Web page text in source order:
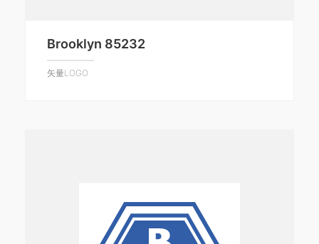
Brooklyn 85232
矢量LOGO